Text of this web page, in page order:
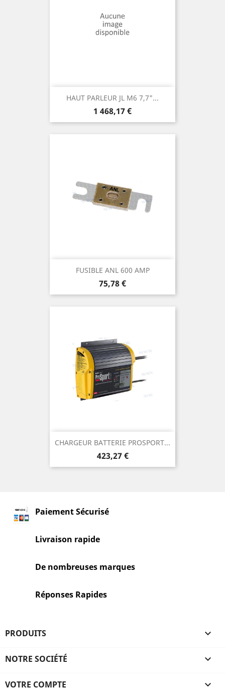
HAUT PARLEUR JL M6 7,7"...
Prix
1 468,17 €
FUSIBLE ANL 600 AMP
Prix
75,78 €
CHARGEUR BATTERIE PROSPORT...
Prix
423,27 €
Paiement Sécurisé
Livraison rapide
De nombreuses marques
Réponses Rapides
PRODUITS 
NOTRE SOCIÉTÉ 
VOTRE COMPTE 